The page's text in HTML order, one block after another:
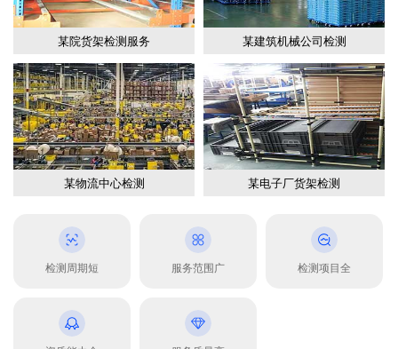
某院货架检测服务 某建筑机械公司检测
某物流中心检测 某电子厂货架检测
检测周期短 服务范围广 检测项目全